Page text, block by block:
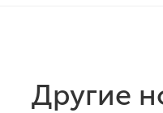
Другие